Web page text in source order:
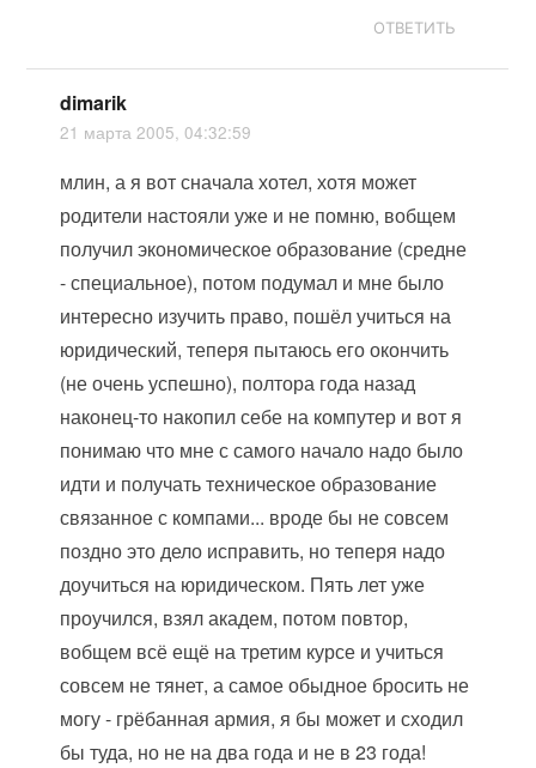
ОТВЕТИТЬ
dimarik
21 марта 2005, 04:32:59
млин, а я вот сначала хотел, хотя может
родители настояли уже и не помню, вобщем
получил экономическое образование (средне
- специальное), потом подумал и мне было
интересно изучить право, пошёл учиться на
юридический, теперя пытаюсь его окончить
(не очень успешно), полтора года назад
наконец-то накопил себе на компутер и вот я
понимаю что мне с самого начало надо было
идти и получать техническое образование
связанное с компами... вроде бы не совсем
поздно это дело исправить, но теперя надо
доучиться на юридическом. Пять лет уже
проучился, взял академ, потом повтор,
вобщем всё ещё на третим курсе и учиться
совсем не тянет, а самое обыдное бросить не
могу - грёбанная армия, я бы может и сходил
бы туда, но не на два года и не в 23 года!